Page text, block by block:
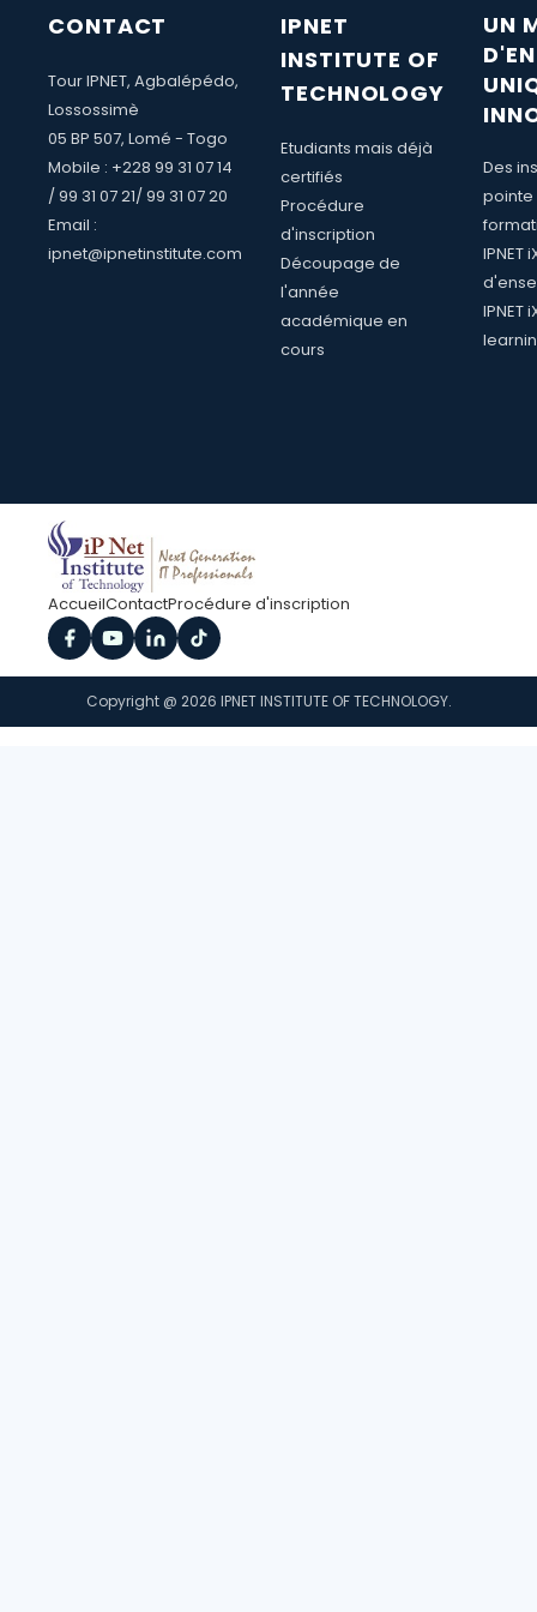
CONTACT
Tour IPNET, Agbalépédo,
Lossossimè
05 BP 507, Lomé - Togo
Mobile : +228 99 31 07 14
/ 99 31 07 21/ 99 31 07 20
Email :
ipnet@ipnetinstitute.com
IPNET
INSTITUTE OF
TECHNOLOGY
Etudiants mais déjà
certifiés
Procédure
d'inscription
Découpage de
l'année
académique en
cours
UN
Des
pointe
IPNET
IPNET
AccueilContactProcédure d'inscription
Copyright @ 2026 IPNET INSTITUTE OF TECHNOLOGY.